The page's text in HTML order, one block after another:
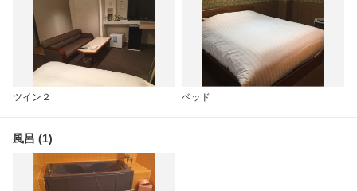
ツイン２ ベッド
風呂 (1)